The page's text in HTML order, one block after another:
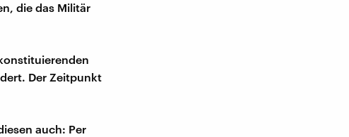
die das Militär
Der Zeitpunkt
auch: Per